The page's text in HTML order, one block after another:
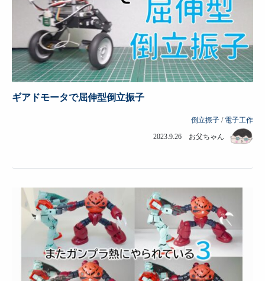
ギアドモータで屈伸型倒立振子
倒立振子 / 電子工作
2023.9.26 お父ちゃん